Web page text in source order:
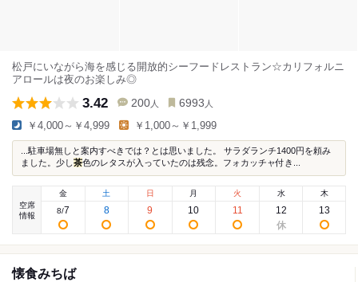
松戸にいながら海を感じる開放的シーフードレストラン☆カリフォルニ
アロールは夜のお楽しみ◎
3.42 200 人 6993 人
￥4,000～￥4,999 ￥1,000～￥1,999
...駐車場無しと案内すべきでは？とは思いました。 サラダランチ1400円を頼み
ました。少し茶色のレタスが入っていたのは残念。フォカッチャ付き...
空席
情報
金
8/7
土
8
日
9
月
10
火
11
水
12
木
13
懐食みちば